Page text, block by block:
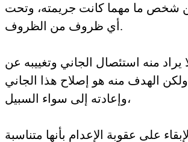
ما مهما كانت جريمته، وتحت
يراد منه استئصال الجاني وتغييبه عن
الهدف منه هو إصلاح هذا الجاني
على عقوبة الإعدام بأنها متناسبة